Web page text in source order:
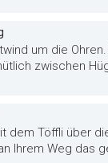
um die
zwischen
dem Töffli über
Ihrem Weg das